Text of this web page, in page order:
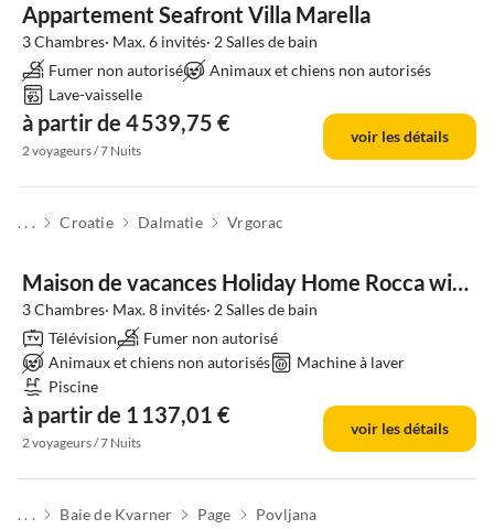
Appartement Seafront Villa Marella
3 Chambres· Max. 6 invités· 2 Salles de bain
Fumer non autorisé
Animaux et chiens non autorisés
Lave-vaisselle
à partir de 4 539,75 €
2 voyageurs / 7 Nuits
voir les détails
. . . Croatie Dalmatie Vrgorac
Maison de vacances Holiday Home Rocca with pool
3 Chambres· Max. 8 invités· 2 Salles de bain
Télévision
Fumer non autorisé
Animaux et chiens non autorisés
Machine à laver
Piscine
à partir de 1 137,01 €
2 voyageurs / 7 Nuits
voir les détails
. . . Baie de Kvarner Page Povljana